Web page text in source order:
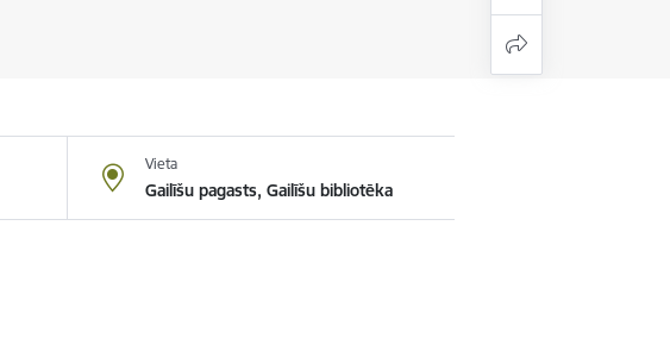
Vieta
Gailīšu pagasts, Gailīšu bibliotēka